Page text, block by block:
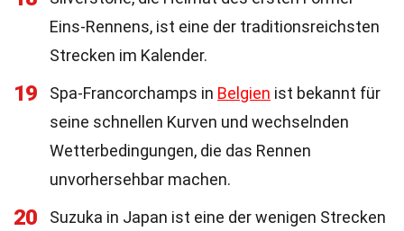
Eins-Rennens, ist eine der traditionsreichsten
Strecken im Kalender.
19 Spa-Francorchamps in Belgien ist bekannt für
seine schnellen Kurven und wechselnden
Wetterbedingungen, die das Rennen
unvorhersehbar machen.
20
Suzuka in Japan ist eine der wenigen Strecken